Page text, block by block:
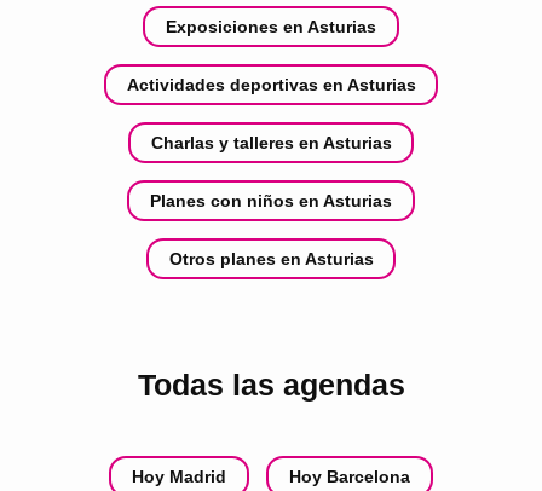
Exposiciones en Asturias
Actividades deportivas en Asturias
Charlas y talleres en Asturias
Planes con niños en Asturias
Otros planes en Asturias
Todas las agendas
Hoy Madrid Hoy Barcelona